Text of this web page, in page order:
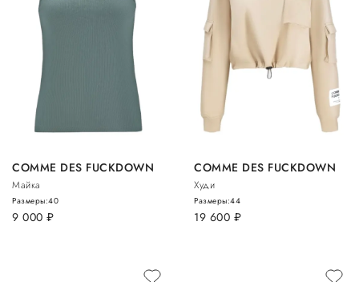
COMME DES FUCKDOWN
Майка
9 000 руб.
Размеры:40
COMME DES FUCKDOWN
Худи
19 600 руб.
Размеры:44